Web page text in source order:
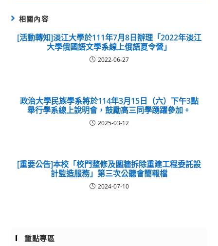
相關內容
[活動轉知]淡江大學於111年7月8日辦理「2022年淡江
大學俄國語文學系線上俄語夏令營」
2022-06-27
政治大學民族學系將於114年3月15日（六）下午3點
舉行學系線上說明會，鼓勵高三同學踴躍參加。
2025-03-12
[重要公告]本校「校門整修及圍牆拆除重建工程委託設
計監造服務」第三次公聽會簡報檔
2024-07-10
重點專區